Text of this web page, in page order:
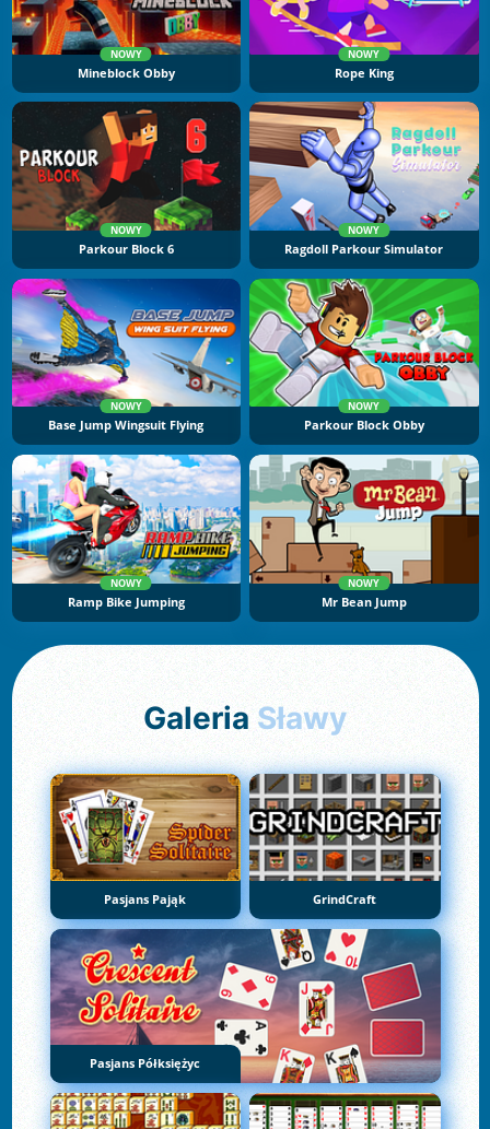
NOWY
Mineblock Obby
NOWY
Rope King
NOWY
Parkour Block 6
NOWY
Ragdoll Parkour Simulator
NOWY
Base Jump Wingsuit Flying
NOWY
Parkour Block Obby
NOWY
Ramp Bike Jumping
NOWY
Mr Bean Jump
Galeria Sławy
Pasjans Pająk GrindCraft
Pasjans Półksiężyc